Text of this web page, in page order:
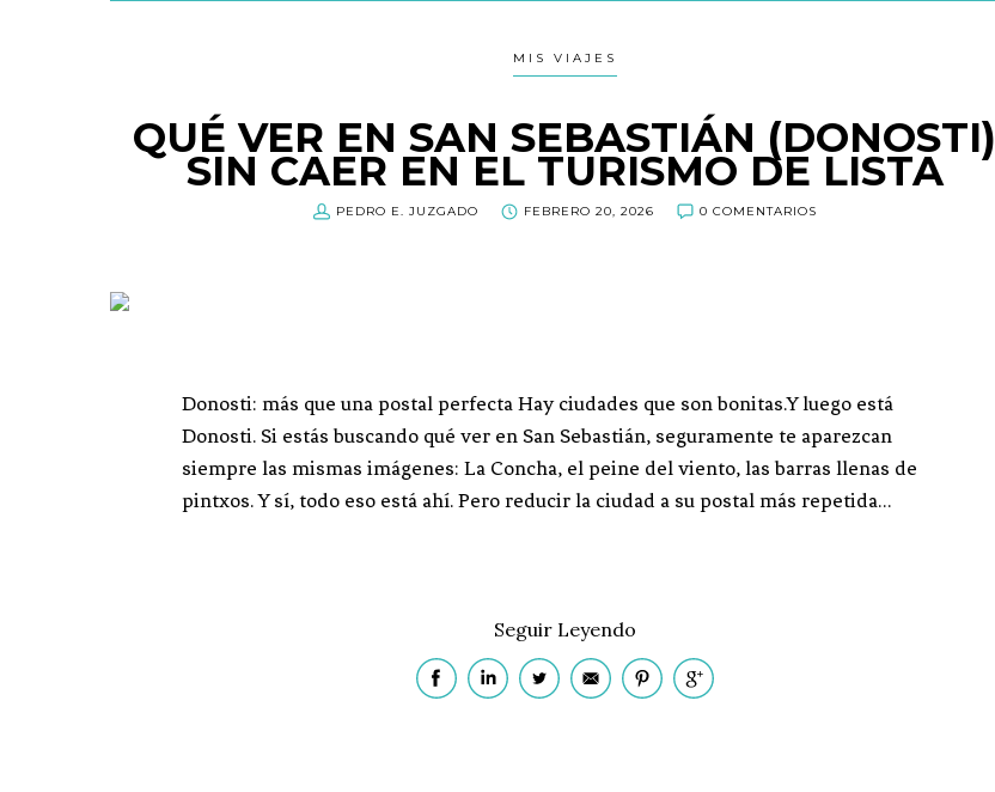
MIS VIAJES
QUÉ VER EN SAN SEBASTIÁN (DONOSTI)
SIN CAER EN EL TURISMO DE LISTA
PEDRO E. JUZGADO FEBRERO 20, 2026 0 COMENTARIOS
Donosti: más que una postal perfecta Hay ciudades que son bonitas.Y luego está
Donosti. Si estás buscando qué ver en San Sebastián, seguramente te aparezcan
siempre las mismas imágenes: La Concha, el peine del viento, las barras llenas de
pintxos. Y sí, todo eso está ahí. Pero reducir la ciudad a su postal más repetida…
Seguir Leyendo